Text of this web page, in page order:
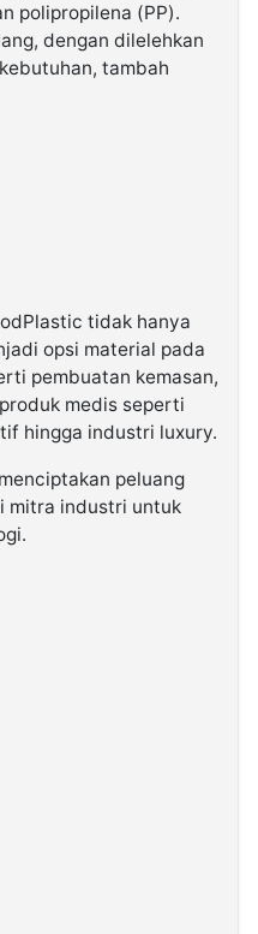
polipropilena (PP).
dengan dilelehkan
tambah
tidak hanya
opsi material pada
pembuatan kemasan,
medis seperti
hingga industri luxury.
peluang
mitra industri untuk